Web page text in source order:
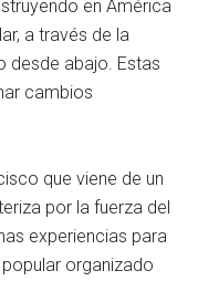
en América
a través de la
desde abajo. Estas
cambios
que viene de un
por la fuerza del
experiencias para
organizado